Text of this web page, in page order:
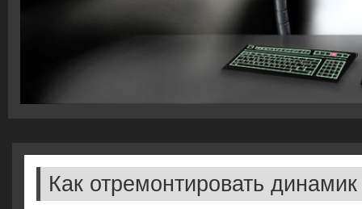
Как отремонтировать динамик